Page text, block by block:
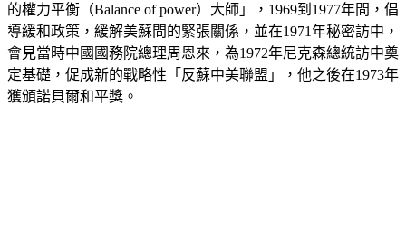
導緩和政策，緩解美蘇間的緊張關係，並在1971年秘密訪中，
會見當時中國國務院總理周恩來，為1972年尼克森總統訪中奠
定基礎，促成新的戰略性「反蘇中美聯盟」，他之後在1973年
獲頒諾貝爾和平獎。